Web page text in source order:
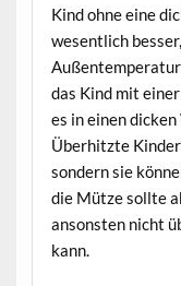
Kind ohne eine
wesentlich
das Kind mit
es in einen
Überhitzte
sondern sie
die Mütze sollte
ansonsten nicht
kann.